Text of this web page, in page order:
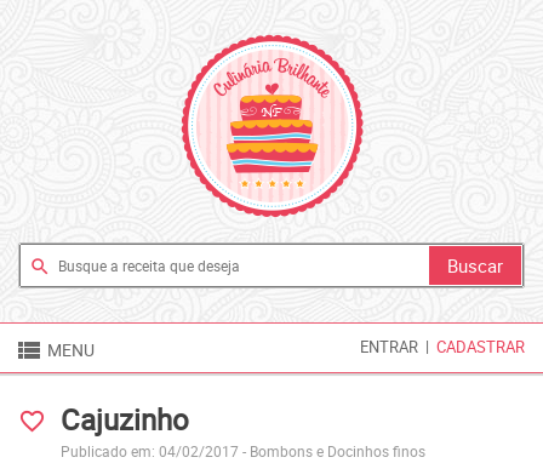
search
 MENU ENTRAR | CADASTRAR
favorite_border Cajuzinho
Publicado em: 04/02/2017 - Bombons e Docinhos finos